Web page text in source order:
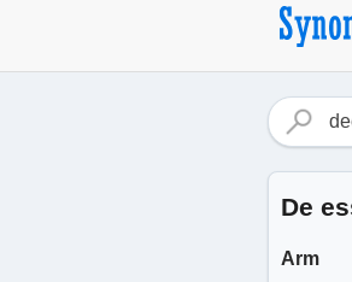
De
Arm